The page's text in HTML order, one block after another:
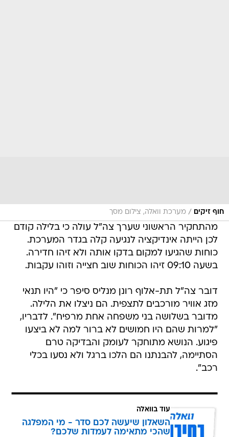
חוף זיקים / מערכת וואלה, צילום מסך
מהתחקיר הראשוני שערך צה"ל עולה כי בלילה קודם
לכן הייתה אינדיקציה לנגיעה קלה בגדר המערכת.
כוחות שהגיעו למקום בדקו אותה ולא זיהו חדירה.
בשעה 09:10 זיהו הכוחות שוב חצייה וזוהו עקבות.
דובר צה"ל תת-אלוף רונן מנליס סיפר כי "היו תנאי
מזג אוויר מורכבים לתצפית. הם ניצלו את הלילה.
מדובר בשלושה בני משפחה אחת מרפיח". לדבריו,
"למרות שהם היו חמושים לא ברור למה לא ביצעו
פיגוע. הנושא מתוחקר לעומק והבדיקה טרם
הסתיימה, להבנתנו הם הלכו ברגל ולא נסעו בכלי
רכב".
עוד בוואלה
השאלון שיעשה לכם סדר - מי המפלגה
שהכי מתאימה לעמדות שלכם?